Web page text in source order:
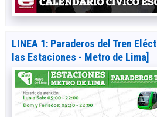
LINEA 1: Paraderos del Tren
las Estaciones - Metro de Lima]